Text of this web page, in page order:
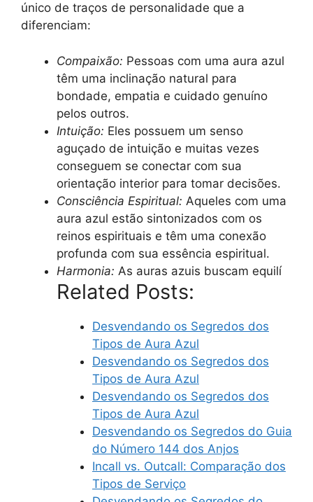
único de traços de personalidade que a
diferenciam:
Compaixão: Pessoas com uma aura azul
têm uma inclinação natural para
bondade, empatia e cuidado genuíno
pelos outros.
Intuição: Eles possuem um senso
aguçado de intuição e muitas vezes
conseguem se conectar com sua
orientação interior para tomar decisões.
Consciência Espiritual: Aqueles com uma
aura azul estão sintonizados com os
reinos espirituais e têm uma conexão
profunda com sua essência espiritual.
Harmonia: As auras azuis buscam equilí
Related Posts:
Desvendando os Segredos dos
Tipos de Aura Azul
Desvendando os Segredos dos
Tipos de Aura Azul
Desvendando os Segredos dos
Tipos de Aura Azul
Desvendando os Segredos do Guia
do Número 144 dos Anjos
Incall vs. Outcall: Comparação dos
Tipos de Serviço